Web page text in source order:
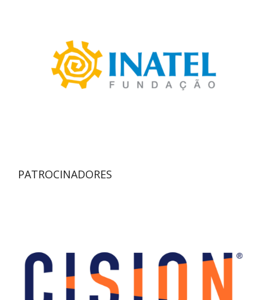
PATROCINADORES